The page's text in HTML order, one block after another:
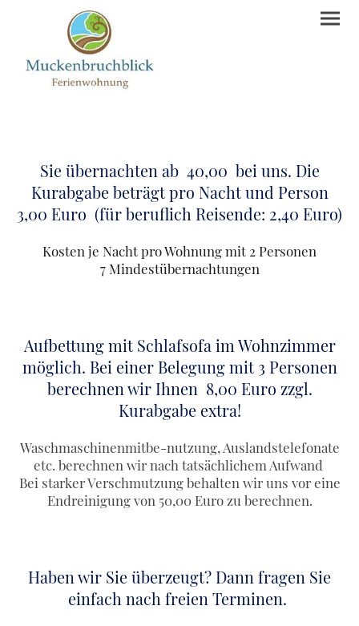
Sie übernachten ab 40,00 bei uns. Die
Kurabgabe beträgt pro Nacht und Person
3,00 Euro (für beruflich Reisende: 2,40 Euro)
Kosten je Nacht pro Wohnung mit 2 Personen
7 Mindestübernachtungen
Aufbettung mit Schlafsofa im Wohnzimmer
möglich. Bei einer Belegung mit 3 Personen
berechnen wir Ihnen 8,00 Euro zzgl.
Kurabgabe extra!
Waschmaschinenmitbe-nutzung, Auslandstelefonate
etc. berechnen wir nach tatsächlichem Aufwand
Bei starker Verschmutzung behalten wir uns vor eine
Endreinigung von 50,00 Euro zu berechnen.
Haben wir Sie überzeugt? Dann fragen Sie
einfach nach freien Terminen.